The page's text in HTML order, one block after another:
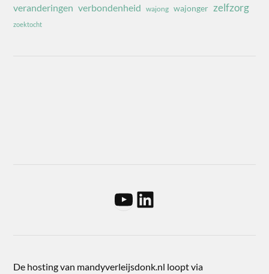
veranderingen verbondenheid wajong wajonger zelfzorg
zoektocht
De hosting van mandyverleijsdonk.nl loopt via